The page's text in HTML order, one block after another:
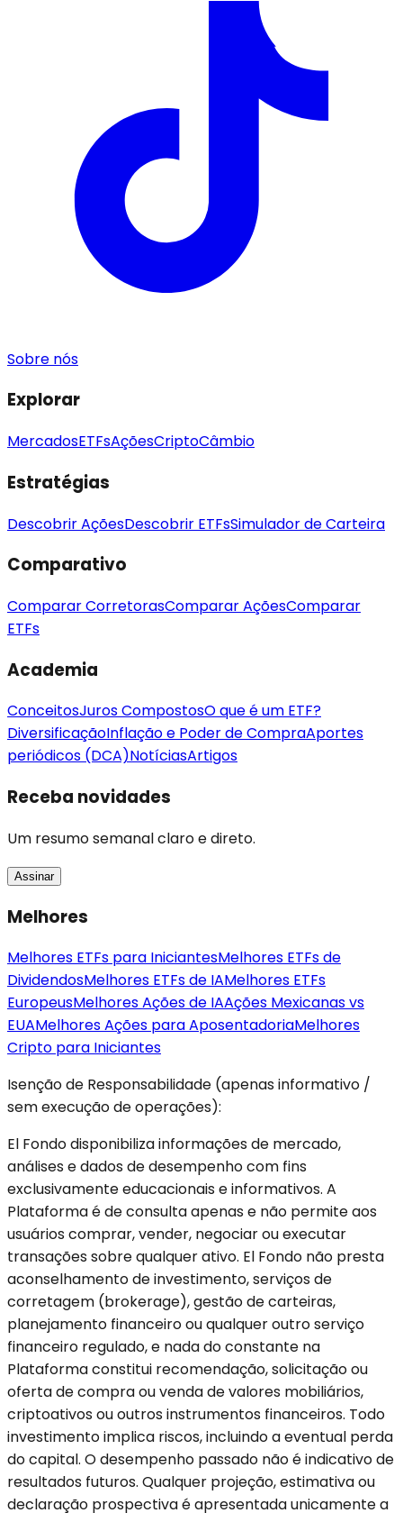
Sobre nós
Explorar
MercadosETFsAçõesCriptoCâmbio
Estratégias
Descobrir AçõesDescobrir ETFsSimulador de Carteira
Comparativo
Comparar CorretorasComparar AçõesComparar
ETFs
Academia
ConceitosJuros CompostosO que é um ETF?
DiversificaçãoInflação e Poder de CompraAportes
periódicos (DCA)NotíciasArtigos
Receba novidades
Um resumo semanal claro e direto.
Assinar
Melhores
Melhores ETFs para IniciantesMelhores ETFs de
DividendosMelhores ETFs de IAMelhores ETFs
EuropeusMelhores Ações de IAAções Mexicanas vs
EUAMelhores Ações para AposentadoriaMelhores
Cripto para Iniciantes
Isenção de Responsabilidade (apenas informativo /
sem execução de operações):
El Fondo disponibiliza informações de mercado,
análises e dados de desempenho com fins
exclusivamente educacionais e informativos. A
Plataforma é de consulta apenas e não permite aos
usuários comprar, vender, negociar ou executar
transações sobre qualquer ativo. El Fondo não presta
aconselhamento de investimento, serviços de
corretagem (brokerage), gestão de carteiras,
planejamento financeiro ou qualquer outro serviço
financeiro regulado, e nada do constante na
Plataforma constitui recomendação, solicitação ou
oferta de compra ou venda de valores mobiliários,
criptoativos ou outros instrumentos financeiros. Todo
investimento implica riscos, incluindo a eventual perda
do capital. O desempenho passado não é indicativo de
resultados futuros. Qualquer projeção, estimativa ou
declaração prospectiva é apresentada unicamente a